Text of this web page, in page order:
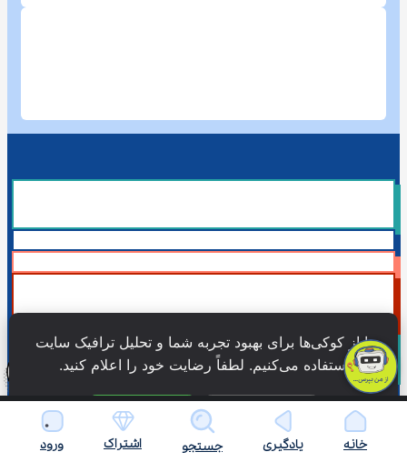
همۀ حقوق این وبسایت نزد شرکت فن آوری شبکه آموزش دانش نویان
محفوظ است.
خانه یادگیری جستجو اشتراک ورود
ما از کوکی‌ها برای بهبود تجربه شما و تحلیل ترافیک سایت
استفاده می‌کنیم. لطفاً رضایت خود را اعلام کنید.
فقط ضروری پذیرش همه